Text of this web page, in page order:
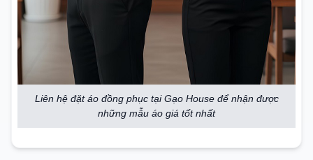
Liên hệ đặt áo đồng phục tại Gạo House để nhận được
những mẫu áo giá tốt nhất